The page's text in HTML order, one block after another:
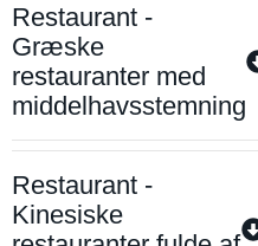
Restaurant -
Græske
restauranter med
middelhavsstemning
Restaurant -
Kinesiske